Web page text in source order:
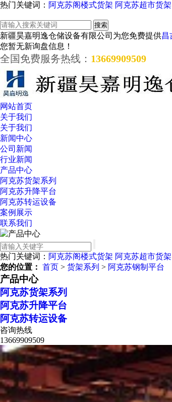
热门关键词： 阿克苏阁楼式货架 阿克苏超市货架
新疆昊嘉明逸仓储设备有限公司为您免费提供昌
您暂无新询盘信息！
全国免费服务热线： 13669909509
网站首页
关于我们
关于我们
新闻中心
公司新闻
行业新闻
产品中心
阿克苏货架系列
阿克苏升降平台
阿克苏转运设备
案例展示
联系我们
热门关键词： 阿克苏阁楼式货架 阿克苏超市货架
您的位置： 首页 > 货架系列 > 阿克苏钢制平台
产品中心
阿克苏货架系列
阿克苏升降平台
阿克苏转运设备
咨询热线
13669909509